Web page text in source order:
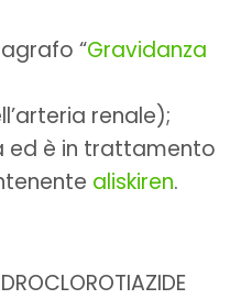
“Gravidanza
renale);
ed è in trattamento
aliskiren.